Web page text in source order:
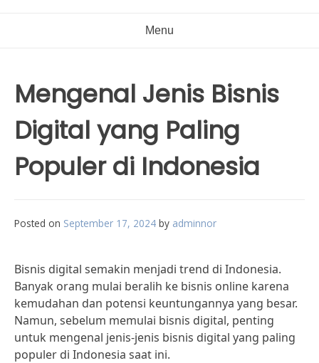
Menu
Mengenal Jenis Bisnis
Digital yang Paling
Populer di Indonesia
Posted on September 17, 2024 by adminnor
Bisnis digital semakin menjadi trend di Indonesia.
Banyak orang mulai beralih ke bisnis online karena
kemudahan dan potensi keuntungannya yang besar.
Namun, sebelum memulai bisnis digital, penting
untuk mengenal jenis-jenis bisnis digital yang paling
populer di Indonesia saat ini.